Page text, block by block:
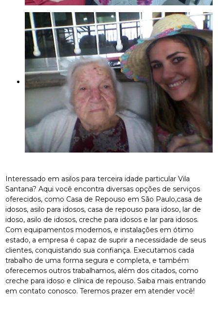
Interessado em asilos para terceira idade particular Vila
Santana? Aqui você encontra diversas opções de serviços
oferecidos, como Casa de Repouso em São Paulo,casa de
idosos, asilo para idosos, casa de repouso para idoso, lar de
idoso, asilo de idosos, creche para idosos e lar para idosos.
Com equipamentos modernos, e instalações em ótimo
estado, a empresa é capaz de suprir a necessidade de seus
clientes, conquistando sua confiança. Executamos cada
trabalho de uma forma segura e completa, e também
oferecemos outros trabalhamos, além dos citados, como
creche para idoso e clínica de repouso. Saiba mais entrando
em contato conosco. Teremos prazer em atender você!